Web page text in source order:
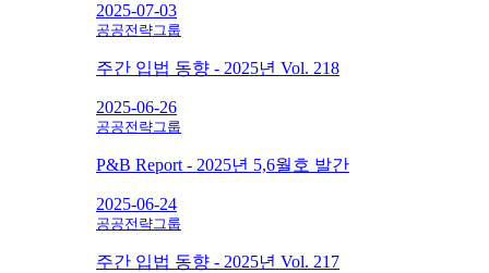
2025-07-03
공공전략그룹
주간 입법 동향 - 2025년 Vol. 218
2025-06-26
공공전략그룹
P&B Report - 2025년 5,6월호 발간
2025-06-24
공공전략그룹
주간 입법 동향 - 2025년 Vol. 217